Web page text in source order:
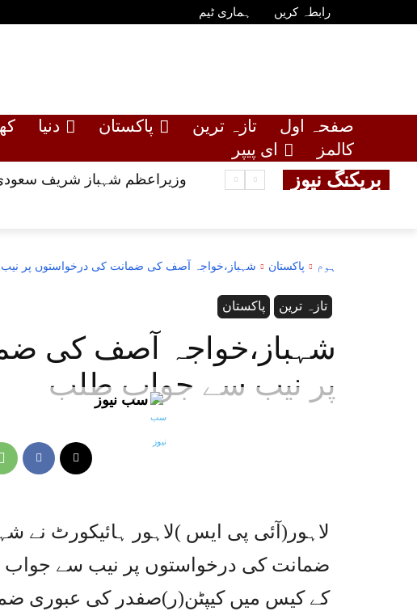
رابطہ کریں ہماری ٹیم
صفحہ اول تازہ ترین پاکستان دنیا
کالمز
ای پیپر
بریکنگ نیوز وزیراعظم شہباز شریف
ہوم پاکستان شہباز،خواجہ آصف کی ضمانت کی درخواستوں پر
پاکستان تازہ ترین
شہباز،خواجہ آصف کی
پر نیب سے جواب طلب
سب نیوز
لاہور(آئی پی ایس )لاہور ہائیکورٹ
ضمانت کی درخواستوں پر نیب سے جواب